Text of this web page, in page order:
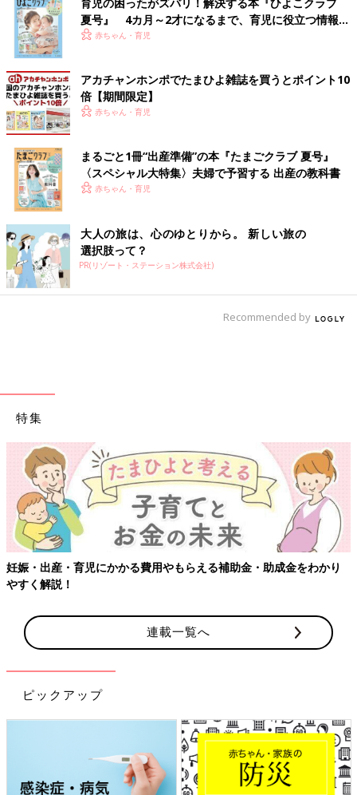
夏号』 4カ月～2才になるまで、育児に役立つ情報が
いっぱい！
赤ちゃん・育児
アカチャンホンポでたまひよ雑誌を買うとポイント10
倍【期間限定】
赤ちゃん・育児
まるごと1冊“出産準備”の本『たまごクラブ 夏号』
〈スペシャル大特集〉夫婦で予習する 出産の教科書
赤ちゃん・育児
大人の旅は、心のゆとりから。 新しい旅の
選択肢って？
PR(リゾート・ステーション株式会社)
Recommended by
特集
妊娠・出産・育児にかかる費用やもらえる補助金・助成金をわかり
やすく解説！
連載一覧へ
ピックアップ